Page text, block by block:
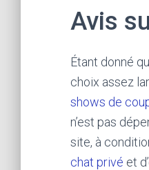
Avis
Étant donné
choix assez
shows de
n’est pas
site, à
chat privé et